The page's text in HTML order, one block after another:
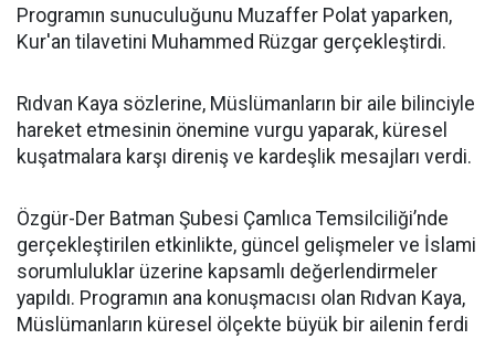
Programın sunuculuğunu Muzaffer Polat yaparken,
Kur'an tilavetini Muhammed Rüzgar gerçekleştirdi.
Rıdvan Kaya sözlerine, Müslümanların bir aile bilinciyle
hareket etmesinin önemine vurgu yaparak, küresel
kuşatmalara karşı direniş ve kardeşlik mesajları verdi.
Özgür-Der Batman Şubesi Çamlıca Temsilciliği’nde
gerçekleştirilen etkinlikte, güncel gelişmeler ve İslami
sorumluluklar üzerine kapsamlı değerlendirmeler
yapıldı. Programın ana konuşmacısı olan Rıdvan Kaya,
Müslümanların küresel ölçekte büyük bir ailenin ferdi